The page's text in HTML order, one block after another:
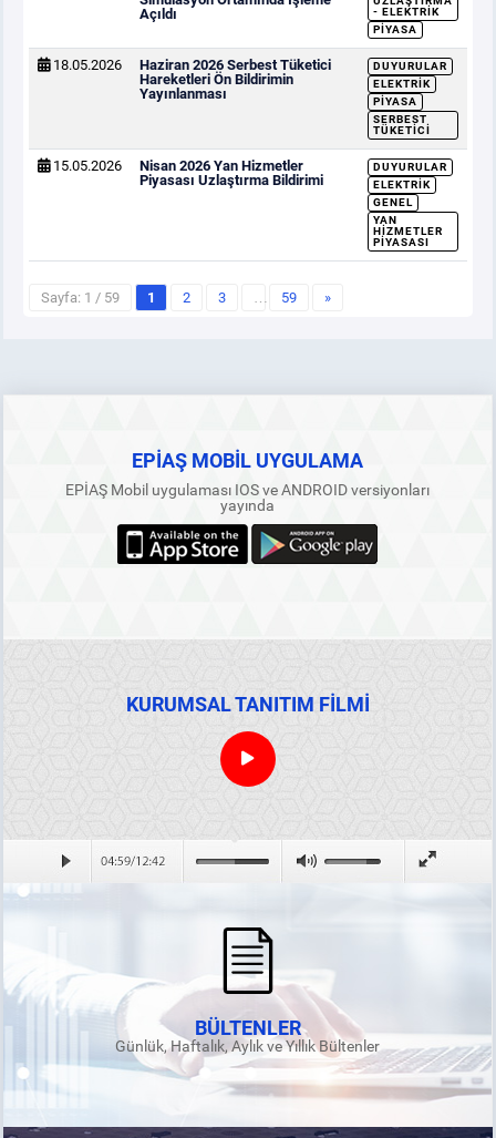
Açıldı
- ELEKTRIK
PIYASA
18.05.2026
Haziran 2026 Serbest Tüketici
Hareketleri Ön Bildirimin
Yayınlanması
DUYURULAR
ELEKTRIK
PIYASA
SERBEST
TÜKETICI
15.05.2026
Nisan 2026 Yan Hizmetler
Piyasası Uzlaştırma Bildirimi
DUYURULAR
ELEKTRIK
GENEL
YAN
HIZMETLER
PIYASASI
Sayfa: 1 / 59 1 2 3 … 59 »
EPİAŞ MOBİL UYGULAMA
EPİAŞ Mobil uygulaması IOS ve ANDROID versiyonları
yayında
KURUMSAL TANITIM FİLMİ
BÜLTENLER
Günlük, Haftalık, Aylık ve Yıllık Bültenler